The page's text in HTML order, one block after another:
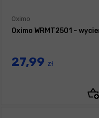
Oximo
Oximo WRMT2501 -
27,99 zł